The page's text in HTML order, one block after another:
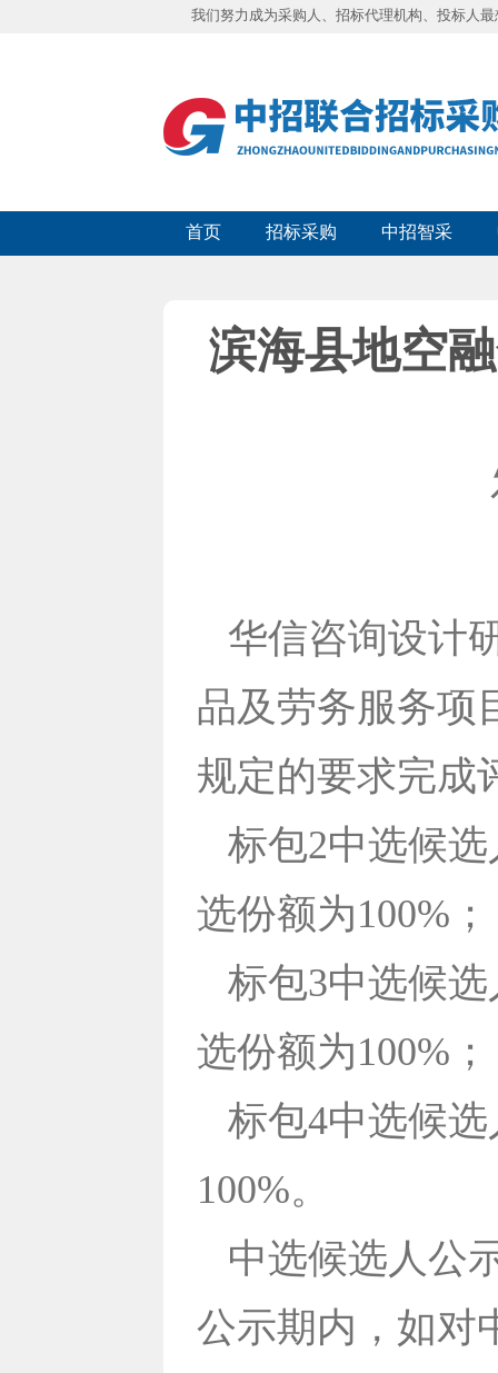
我们努力成为采购人、招标代理机构、投标人
首页 招标采购 中招智采
滨海县地空
华信咨询设计
品及劳务服务项
规定的要求完成
标包2中选候
选份额为100%；
标包3中选候
选份额为100%；
标包4中选候
100%。
中选候选人公
公示期内，如对